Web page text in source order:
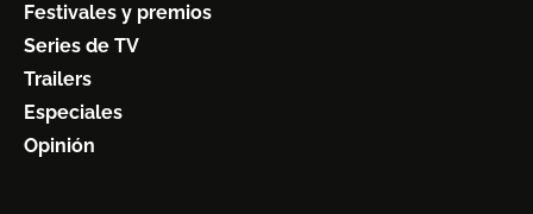
Festivales y premios
Series de TV
Trailers
Especiales
Opinión